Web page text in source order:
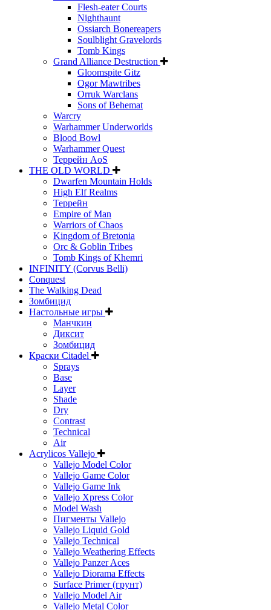
Flesh-eater Courts
Nighthaunt
Ossiarch Bonereapers
Soulblight Gravelords
Tomb Kings
Grand Alliance Destruction
Gloomspite Gitz
Ogor Mawtribes
Orruk Warclans
Sons of Behemat
Warcry
Warhammer Underworlds
Blood Bowl
Warhammer Quest
Террейн AoS
THE OLD WORLD
Dwarfen Mountain Holds
High Elf Realms
Террейн
Empire of Man
Warriors of Chaos
Kingdom of Bretonia
Orc & Goblin Tribes
Tomb Kings of Khemri
INFINITY (Corvus Belli)
Conquest
The Walking Dead
Зомбицид
Настольные игры
Манчкин
Диксит
Зомбицид
Краски Citadel
Sprays
Base
Layer
Shade
Dry
Contrast
Technical
Air
Acrylicos Vallejo
Vallejo Model Color
Vallejo Game Color
Vallejo Game Ink
Vallejo Xpress Color
Model Wash
Пигменты Vallejo
Vallejo Liquid Gold
Vallejo Technical
Vallejo Weathering Effects
Vallejo Panzer Aces
Vallejo Diorama Effects
Surface Primer (грунт)
Vallejo Model Air
Vallejo Metal Color